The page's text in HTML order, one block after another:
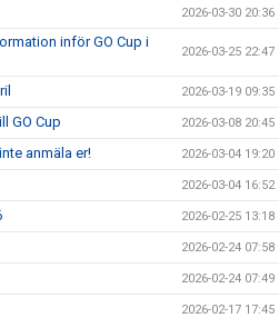
2026-03-30 20:36
inför GO Cup i
2026-03-25 22:47
2026-03-19 09:35
GO Cup 2026-03-08 20:45
anmäla er! 2026-03-04 19:20
2026-03-04 16:52
2026-02-25 13:18
2026-02-24 07:58
2026-02-24 07:49
2026-02-17 17:45